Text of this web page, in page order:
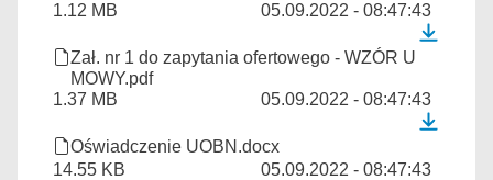
1.12 MB
05.09.2022 - 08:47:43
Zał. nr 1 do zapytania ofertowego - WZÓR U
MOWY.pdf
1.37 MB
05.09.2022 - 08:47:43
Oświadczenie UOBN.docx
14.55 KB
05.09.2022 - 08:47:43